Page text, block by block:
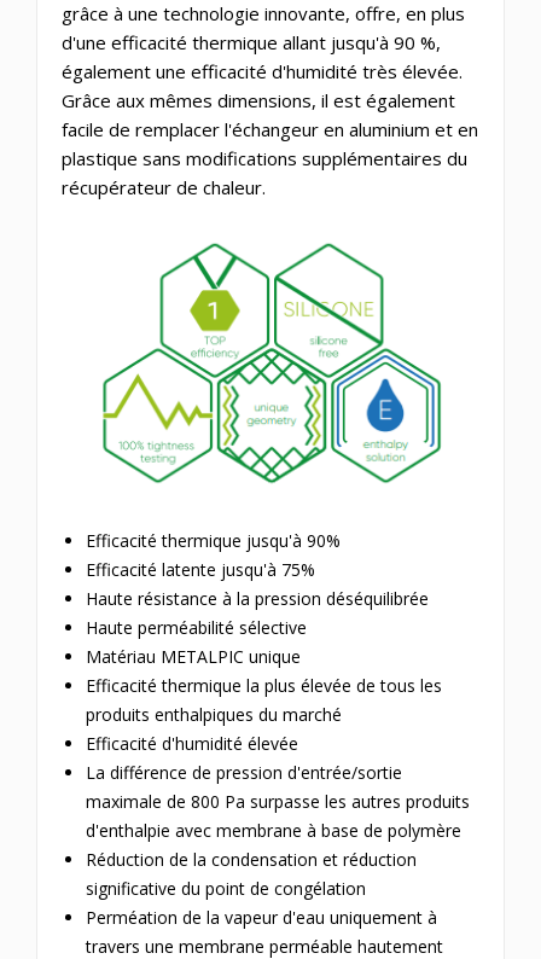
grâce à une technologie innovante, offre, en plus
d'une efficacité thermique allant jusqu'à 90 %,
également une efficacité d'humidité très élevée.
Grâce aux mêmes dimensions, il est également
facile de remplacer l'échangeur en aluminium et en
plastique sans modifications supplémentaires du
récupérateur de chaleur.
Efficacité thermique jusqu'à 90%
Efficacité latente jusqu'à 75%
Haute résistance à la pression déséquilibrée
Haute perméabilité sélective
Matériau METALPIC unique
Efficacité thermique la plus élevée de tous les
produits enthalpiques du marché
Efficacité d'humidité élevée
La différence de pression d'entrée/sortie
maximale de 800 Pa surpasse les autres produits
d'enthalpie avec membrane à base de polymère
Réduction de la condensation et réduction
significative du point de congélation
Perméation de la vapeur d'eau uniquement à
travers une membrane perméable hautement